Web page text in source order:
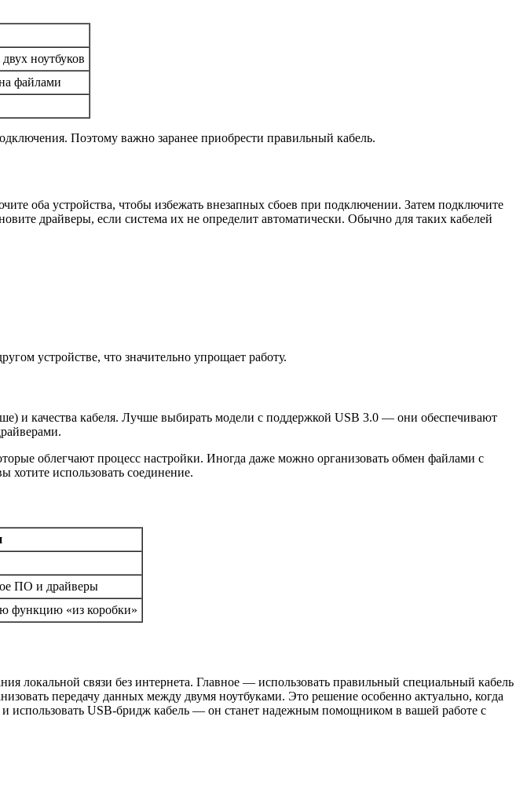
ноутбуков
файлами
Поэтому важно заранее приобрести правильный кабель.
оба устройства, чтобы избежать внезапных сбоев при подключении. Затем подключите
драйверы, если система их не определит автоматически. Обычно для таких кабелей
устройстве, что значительно упрощает работу.
и качества кабеля. Лучше выбирать модели с поддержкой USB 3.0 — они обеспечивают
облегчают процесс настройки. Иногда даже можно организовать обмен файлами с
хотите использовать соединение.
ПО и драйверы
функцию «из коробки»
локальной связи без интернета. Главное — использовать правильный специальный кабель
передачу данных между двумя ноутбуками. Это решение особенно актуально, когда
использовать USB-бридж кабель — он станет надежным помощником в вашей работе с